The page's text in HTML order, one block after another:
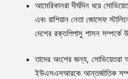
আমেরিকানরা দীর্ঘদিন ধরে
এবং রাশিয়ান নেতা জোসেফ
দেশের রক্তপিপাসু শাসন সম্পর্কে
তাদের অংশের জন্য, সোভিয়েতরা
ইউএসএসআরকে আন্তর্জাতিক